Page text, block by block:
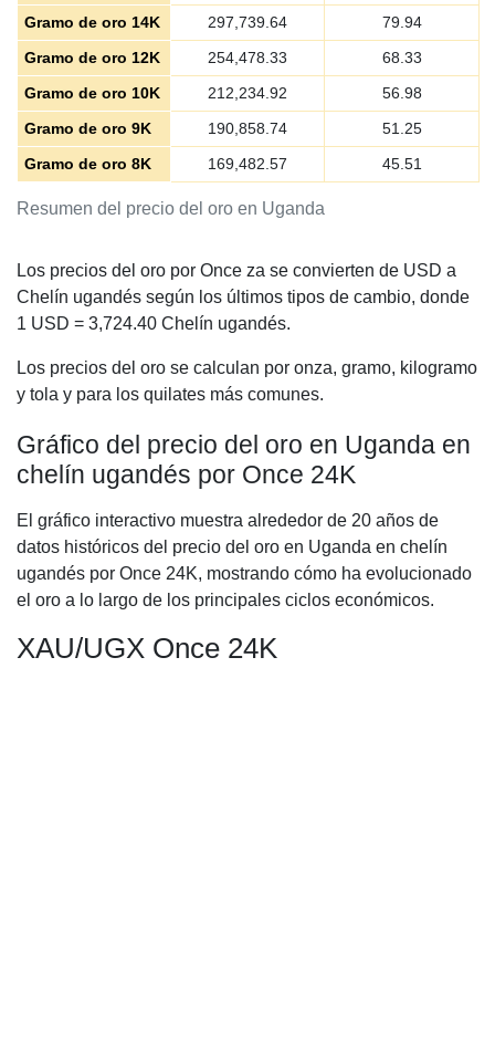
Resumen del precio del oro en Uganda
Gramo de oro 14K
297,739.64
79.94
Gramo de oro 12K
254,478.33
68.33
Gramo de oro 10K
212,234.92
56.98
Gramo de oro 9K
190,858.74
51.25
Gramo de oro 8K
169,482.57 45.51
Los precios del oro por Once za se convierten de USD a
Chelín ugandés según los últimos tipos de cambio, donde
1 USD = 3,724.40 Chelín ugandés.
Los precios del oro se calculan por onza, gramo, kilogramo
y tola y para los quilates más comunes.
Gráfico del precio del oro en Uganda en
chelín ugandés por Once 24K
El gráfico interactivo muestra alrededor de 20 años de
datos históricos del precio del oro en Uganda en chelín
ugandés por Once 24K, mostrando cómo ha evolucionado
el oro a lo largo de los principales ciclos económicos.
XAU/UGX Once 24K